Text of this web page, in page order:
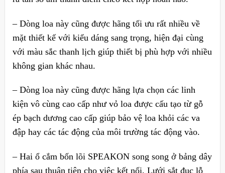
– Dòng loa này cũng được hãng tối ưu rất nhiều về
mặt thiết kế với kiểu dáng sang trọng, hiện đại cùng
với màu sắc thanh lịch giúp thiết bị phù hợp với nhiều
không gian khác nhau.
– Dòng loa này cũng được hãng lựa chọn các linh
kiện vô cùng cao cấp như vỏ loa được cấu tạo từ gỗ
ép bạch dương cao cấp giúp bảo vệ loa khỏi các va
đập hay các tác động của môi trường tác động vào.
– Hai ổ cắm bốn lõi SPEAKON song song ở bảng dây
phía sau thuận tiện cho việc kết nối. Lưới sắt đục lỗ